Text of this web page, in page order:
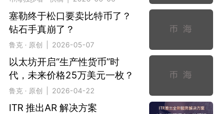
塞勒终于松口要卖比特币了？
钻石手真崩了？
鲁克 · 原创 | 2026-05-07
以太坊开启“生产性货币”时
代，未来价格25万美元一枚？
鲁克 · 原创 | 2026-04-22
ITR 推出AR 解决方案